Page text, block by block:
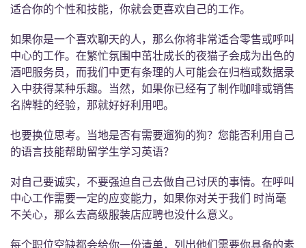
适合你的个性和技能，你就会更喜欢自己的工作。
如果你是一个喜欢聊天的人，那么你将非常适合零售或呼叫
中心的工作。在繁忙氛围中茁壮成长的夜猫子会成为出色的
酒吧服务员，而我们中更有条理的人可能会在归档或数据录
入中获得某种乐趣。当然，如果你已经有了制作咖啡或销售
名牌鞋的经验，那就好好利用吧。
也要换位思考。当地是否有需要遛狗的狗？您能否利用自己
的语言技能帮助留学生学习英语？
对自己要诚实，不要强迫自己去做自己讨厌的事情。在呼叫
中心工作需要一定的应变能力，如果你对关于我们 时尚毫
不关心，那么去高级服装店应聘也没什么意义。
每个职位空缺都会给你一份清单，列出他们需要你具备的素